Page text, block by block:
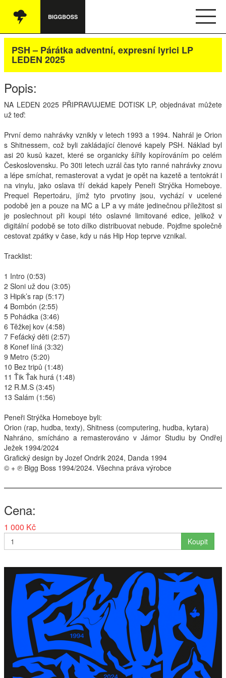
Vše
Audio
Oblečení
Knihy
Ostatní
English
Obchodní podmínky
Kontakt
Interpreti
PSH – Párátka adventní, expresní lyrici LP
LEDEN 2025
Popis:
NA LEDEN 2025 PŘIPRAVUJEME DOTISK LP, objednávat můžete
už teď:
První demo nahrávky vznikly v letech 1993 a 1994. Nahrál je Orion
s Shitnessem, což byli zakládající členové kapely PSH. Náklad byl
asi 20 kusů kazet, které se organicky šířily kopírováním po celém
Československu. Po 30ti letech uzrál čas tyto ranné nahrávky znovu
a lépe smíchat, remasterovat a vydat je opět na kazetě a tentokrát i
na vinylu, jako oslava tří dekád kapely Peneři Strýčka Homeboye.
Prequel Repertoáru, jímž tyto prvotiny jsou, vychází v ucelené
podobě jen a pouze na MC a LP a vy máte jedinečnou příležitost si
je poslechnout při koupi této oslavné limitované edice, jelikož v
digitální podobě se toto dílko distribuovat nebude. Pojďme společně
cestovat zpátky v čase, kdy u nás Hip Hop teprve vznikal.
Tracklist:
1 Intro (0:53)
2 Sloni už dou (3:05)
3 Hipik’s rap (5:17)
4 Bombón (2:55)
5 Pohádka (3:46)
6 Těžkej kov (4:58)
7 Feťácký děti (2:57)
8 Konef líná (3:32)
9 Metro (5:20)
10 Bez tripů (1:48)
11 Ťik Ťak hurá (1:48)
12 R.M.S (3:45)
13 Salám (1:56)
Peneři Strýčka Homeboye byli:
Orion (rap, hudba, texty), Shitness (computering, hudba, kytara)
Nahráno, smícháno a remasterováno v Jámor Studiu by Ondřej
Ježek 1994/2024
Grafický design by Jozef Ondrik 2024, Danda 1994
© + ℗ Bigg Boss 1994/2024. Všechna práva výrobce
Cena
1 000 Kč
Koupit